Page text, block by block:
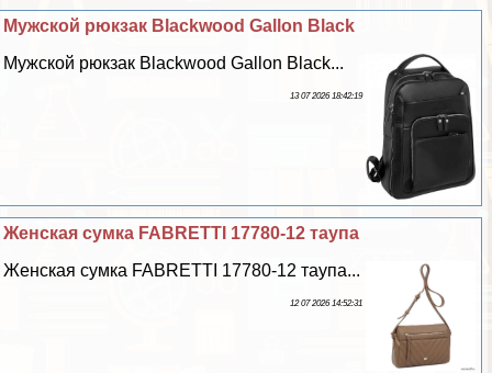
Мужской рюкзак Blackwood Gallon Black
Мужской рюкзак Blackwood Gallon Black...
13 07 2026 18:42:19
Женская сумка FABRETTI 17780-12 таупа
Женская сумка FABRETTI 17780-12 таупа...
12 07 2026 14:52:31